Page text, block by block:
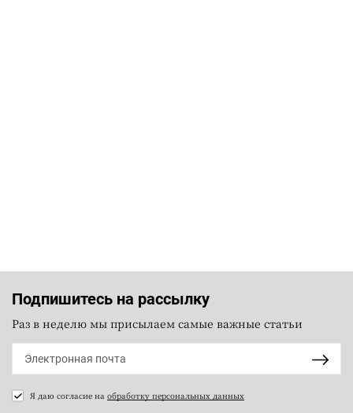
Подпишитесь на рассылку
Раз в неделю мы присылаем самые важные статьи
Я даю согласие на обработку персональных данных